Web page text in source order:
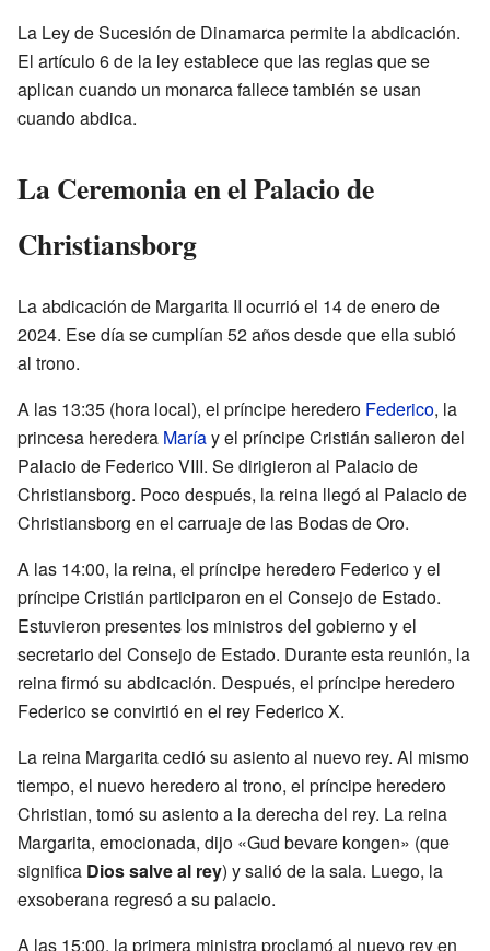
La Ley de Sucesión de Dinamarca permite la abdicación.
El artículo 6 de la ley establece que las reglas que se
aplican cuando un monarca fallece también se usan
cuando abdica.
La Ceremonia en el Palacio de
Christiansborg
La abdicación de Margarita II ocurrió el 14 de enero de
2024. Ese día se cumplían 52 años desde que ella subió
al trono.
A las 13:35 (hora local), el príncipe heredero Federico, la
princesa heredera Maríay el príncipe Cristián salieron del
Palacio de Federico VIII. Se dirigieron al Palacio de
Christiansborg. Poco después, la reina llegó al Palacio de
Christiansborg en el carruaje de las Bodas de Oro.
A las 14:00, la reina, el príncipe heredero Federico y el
príncipe Cristián participaron en el Consejo de Estado.
Estuvieron presentes los ministros del gobierno y el
secretario del Consejo de Estado. Durante esta reunión, la
reina firmó su abdicación. Después, el príncipe heredero
Federico se convirtió en el rey Federico X.
La reina Margarita cedió su asiento al nuevo rey. Al mismo
tiempo, el nuevo heredero al trono, el príncipe heredero
Christian, tomó su asiento a la derecha del rey. La reina
Margarita, emocionada, dijo «Gud bevare kongen» (que
significa Dios salve al rey) y salió de la sala. Luego, la
exsoberana regresó a su palacio.
A las 15:00, la primera ministra proclamó al nuevo rey en